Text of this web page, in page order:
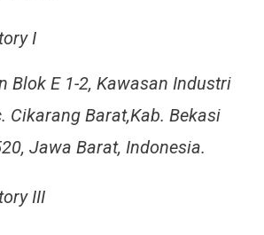
I
Blok E 1-2, Kawasan Industri
Cikarang Barat,Kab. Bekasi
Jawa Barat, Indonesia.
III